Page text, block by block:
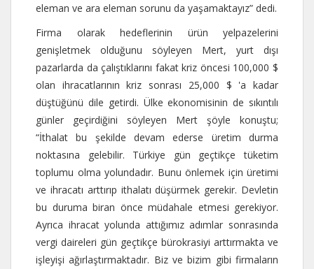
eleman ve ara eleman sorunu da yaşamaktayız” dedi.
Firma olarak hedeflerinin ürün yelpazelerini
genişletmek olduğunu söyleyen Mert, yurt dışı
pazarlarda da çalıştıklarını fakat kriz öncesi 100,000 $
olan ihracatlarının kriz sonrası 25,000 $ 'a kadar
düştüğünü dile getirdi. Ülke ekonomisinin de sıkıntılı
günler geçirdiğini söyleyen Mert şöyle konuştu;
“İthalat bu şekilde devam ederse üretim durma
noktasına gelebilir. Türkiye gün geçtikçe tüketim
toplumu olma yolundadır. Bunu önlemek için üretimi
ve ihracatı arttırıp ithalatı düşürmek gerekir. Devletin
bu duruma biran önce müdahale etmesi gerekiyor.
Ayrıca ihracat yolunda attığımız adımlar sonrasında
vergi daireleri gün geçtikçe bürokrasiyi arttırmakta ve
işleyişi ağırlaştırmaktadır. Biz ve bizim gibi firmaların